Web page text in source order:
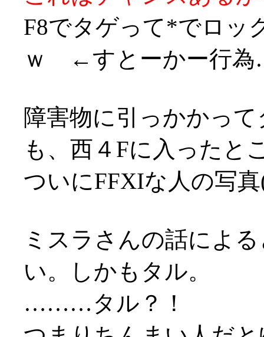
F8でタゲって*でロッ
ｗ ←すとーかー行為
障害物に引っかかっ
も、西４Fに入ったと
ついにFFXIな人の写
ミスラさんの話によ
い。しかもタル。
………タル？！